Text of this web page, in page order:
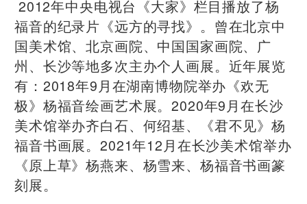
2012年中央电视台《大家》栏目播放了杨
福音的纪录片《远方的寻找》。曾在北京中
国美术馆、北京画院、中国国家画院、广
州、长沙等地多次主办个人画展。近年展览
有：2018年9月在湖南博物院举办《欢无
极》杨福音绘画艺术展。2020年9月在长沙
美术馆举办齐白石、何绍基、《君不见》杨
福音书画展。2021年12月在长沙美术馆举办
《原上草》杨燕来、杨雪来、杨福音书画篆
刻展。